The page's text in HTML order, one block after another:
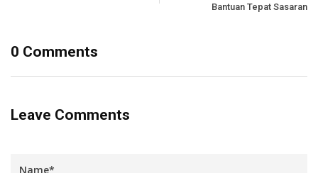
Bantuan Tepat Sasaran
0 Comments
Leave Comments